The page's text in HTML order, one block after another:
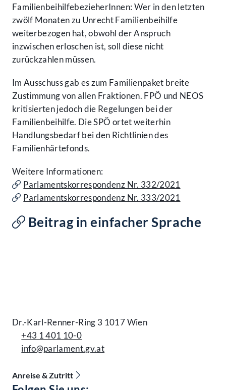
FamilienbeihilfebezieherInnen: Wer in den letzten
zwölf Monaten zu Unrecht Familienbeihilfe
weiterbezogen hat, obwohl der Anspruch
inzwischen erloschen ist, soll diese nicht
zurückzahlen müssen.
Im Ausschuss gab es zum Familienpaket breite
Zustimmung von allen Fraktionen. FPÖ und NEOS
kritisierten jedoch die Regelungen bei der
Familienbeihilfe. Die SPÖ ortet weiterhin
Handlungsbedarf bei den Richtlinien des
Familienhärtefonds.
Weitere Informationen:
Parlamentskorrespondenz Nr. 332/2021
Parlamentskorrespondenz Nr. 333/2021
Beitrag in einfacher Sprache
Dr.-Karl-Renner-Ring 3 1017 Wien
+43 1 401 10-0
info@parlament.gv.at
Anreise & Zutritt